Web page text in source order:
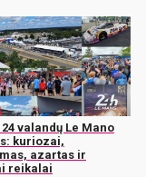
valandų Le Mano
kuriozai,
azartas ir
reikalai